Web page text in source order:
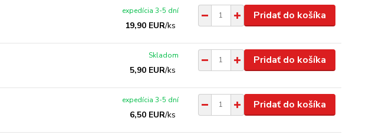
19,90 EUR/ks
expedícia 3-5 dní Pridať do košíka
5,90 EUR/ks
Skladom Pridať do košíka
6,50 EUR/ks
expedícia 3-5 dní Pridať do košíka